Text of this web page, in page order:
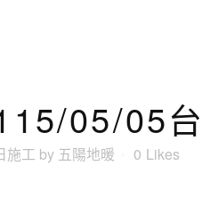
05/05
施工 by 五陽地暖 0 Likes